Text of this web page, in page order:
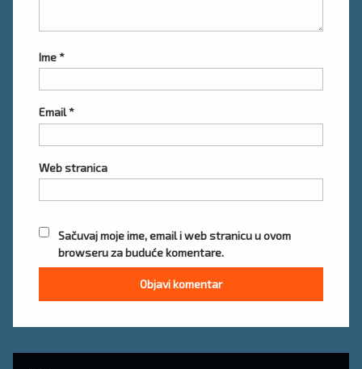
Ime*
Email*
Web stranica
Sačuvaj moje ime, email i web stranicu u ovom
browseru za buduće komentare.